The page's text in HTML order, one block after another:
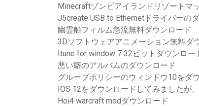
Minecraftゾンビアイランドリゾートマ
J5create USB to Ethernetドライバーの
幽霊船フィルム急流無料ダウンロード
3Dソフトウェアアニメーション無料ダ
Itune for window 7 32ビットダウンロー
悪い癖のアルバムのダウンロード
グループポリシーのウィンドウ10をダ
IOS 12をダウンロードしてみましたが
Hoi4 warcraft modダウンロード